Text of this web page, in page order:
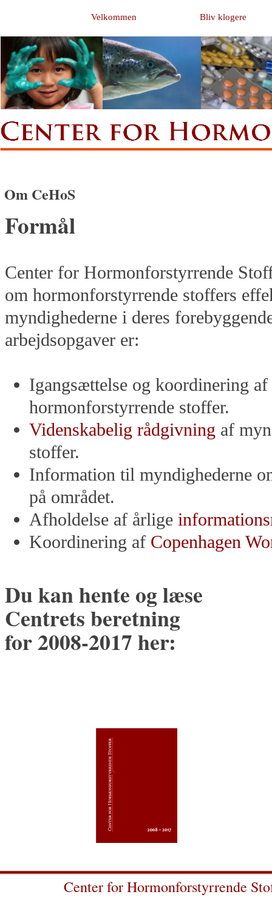
Velkommen Bliv klogere
Om CeHoS
Formål
Center for Hormonforstyrrende
om hormonforstyrrende stoffers
myndighederne i deres
arbejdsopgaver er:
Igangsættelse og koordinering
hormonforstyrrende stoffer.
Videnskabelig rådgivning af
stoffer.
Information til myndighederne
på området.
Afholdelse af årlige
Koordinering af Copenhagen
Du kan hente og læse
Centrets beretning
for 2008-2017 her:
Center for Hormonforstyrrende